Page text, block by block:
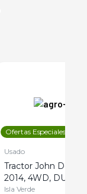
Ofertas Especiales
Usado
Tractor John Deere
2014, 4WD, DUAL
Isla Verde